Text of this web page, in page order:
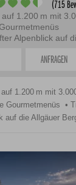
(715
1.200 m mit
ANFRAGEN
1.200 m mit
Gourmetmenüs
auf die Allgäuer